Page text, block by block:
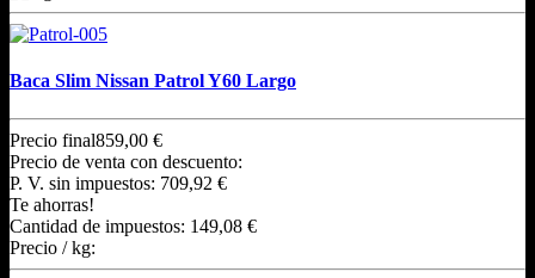
Baca Slim Nissan Patrol Y60 Largo
Precio final859,00 €
Precio de venta con descuento:
P. V. sin impuestos: 709,92 €
Te ahorras!
Cantidad de impuestos: 149,08 €
Precio / kg: